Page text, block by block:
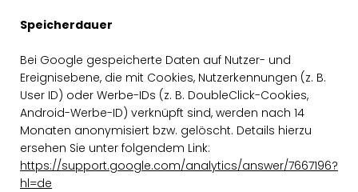
Speicherdauer
Bei Google gespeicherte Daten auf Nutzer- und
Ereignisebene, die mit Cookies, Nutzerkennungen (z. B.
User ID) oder Werbe-IDs (z. B. DoubleClick-Cookies,
Android-Werbe-ID) verknüpft sind, werden nach 14
Monaten anonymisiert bzw. gelöscht. Details hierzu
ersehen Sie unter folgendem Link:
https://support.google.com/analytics/answer/7667196?
hl=de